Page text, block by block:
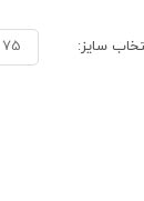
سایز: 75